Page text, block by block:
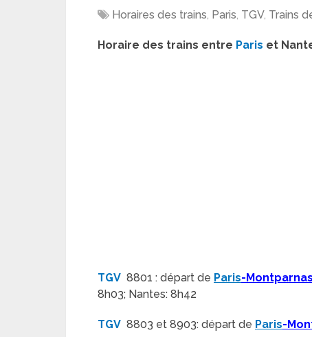
Horaires des trains, Paris, TGV, Trains
Horaire des trains entre Paris et
TGV 8801 : départ de Paris-
8h03; Nantes: 8h42
TGV 8803 et 8903: départ de Paris-